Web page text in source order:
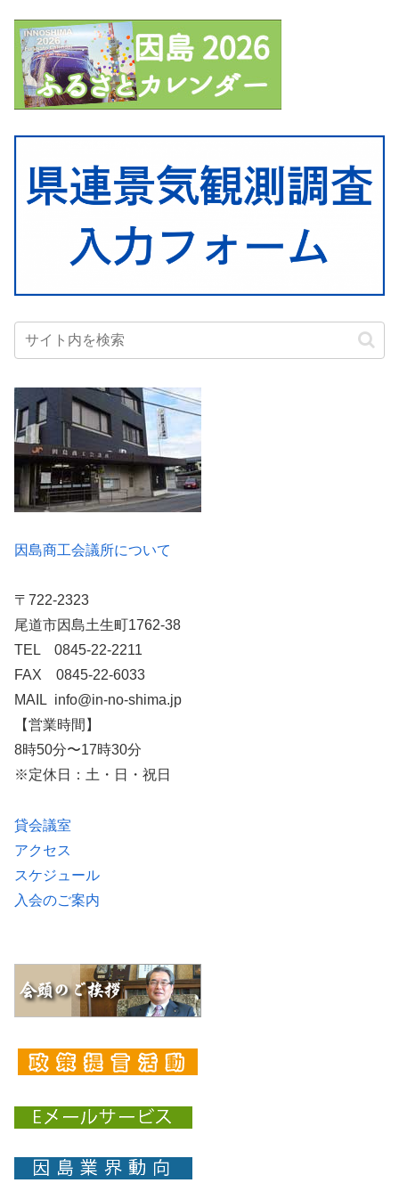
因島商工会議所について
〒722-2323
尾道市因島土生町1762-38
TEL 0845-22-2211
FAX 0845-22-6033
MAIL info@in-no-shima.jp
【営業時間】
8時50分〜17時30分
※定休日：土・日・祝日
貸会議室
アクセス
スケジュール
入会のご案内